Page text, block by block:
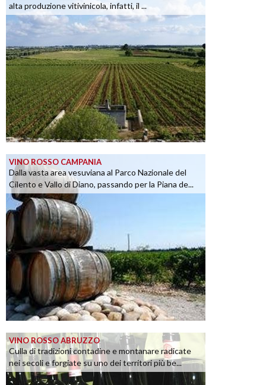
alta produzione vitivinicola, infatti, il ...
VINO ROSSO CAMPANIA
Dalla vasta area vesuviana al Parco Nazionale del
Cilento e Vallo di Diano, passando per la Piana de...
VINO ROSSO ABRUZZO
Culla di tradizioni contadine e montanare radicate
nei secoli e forgiate su uno dei territori più be...